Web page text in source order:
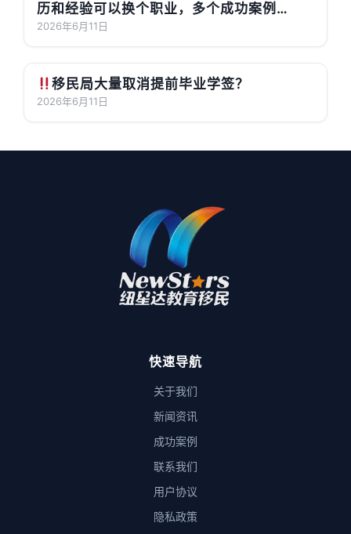
历和经验可以换个职业，多个成功案例
189/190上岸了！
2026年6月11日
移民局大量取消提前毕业学签？
2026年6月11日
快速导航
关于我们
新闻资讯
成功案例
联系我们
用户协议
隐私政策